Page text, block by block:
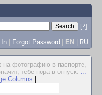
[?]
In | Forgot Password | EN | RU
на фотографию в паспорте,
тебе пора в отпуск. ...
Columns